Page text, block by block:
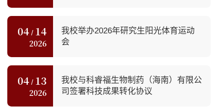
04/ 14
2026
我校举办2026年研究生阳光体育运动
会
04/ 13
2026
我校与科睿福生物制药（海南）有限公
司签署科技成果转化协议